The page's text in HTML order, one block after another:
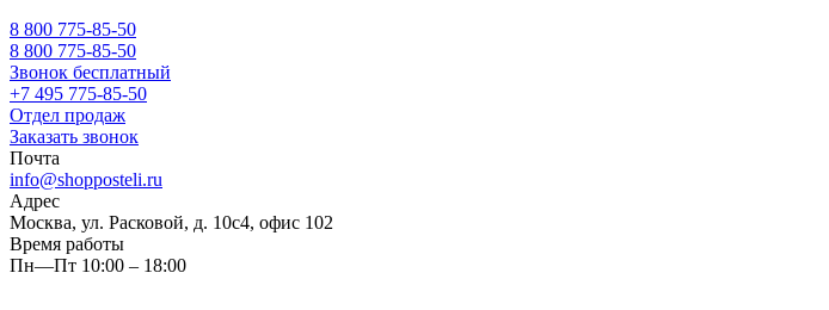
8 800 775-85-50
8 800 775-85-50
Звонок бесплатный
+7 495 775-85-50
Отдел продаж
Заказать звонок
Почта
info@shopposteli.ru
Адрес
Москва, ул. Расковой, д. 10с4, офис 102
Время работы
Пн—Пт 10:00 – 18:00